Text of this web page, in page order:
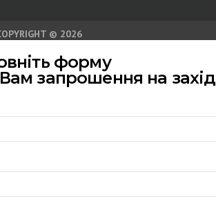
© 2026
форму
запрошення на захід